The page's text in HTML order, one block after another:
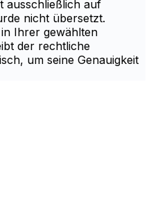
ausschließlich auf
nicht übersetzt.
Ihrer gewählten
der rechtliche
um seine Genauigkeit